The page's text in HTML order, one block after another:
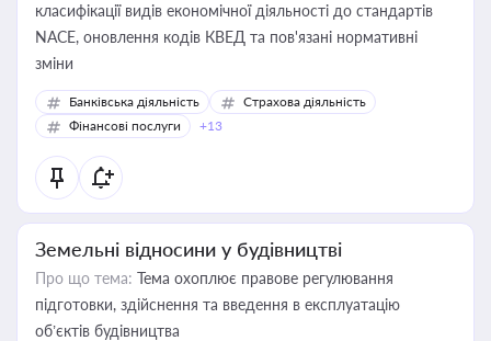
класифікації видів економічної діяльності до стандартів
NACE, оновлення кодів КВЕД та пов'язані нормативні
зміни
Банківська діяльність
Страхова діяльність
Фінансові послуги
+13
Земельні відносини у будівництві
Про що тема: Тема охоплює правове регулювання
підготовки, здійснення та введення в експлуатацію
об’єктів будівництва